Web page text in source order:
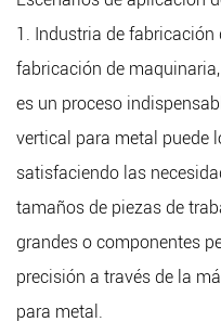
1. Industria de
fabricación de
es un proceso
vertical para metal puede
satisfaciendo las
tamaños de piezas de
grandes o componentes
precisión a través de la
para metal.